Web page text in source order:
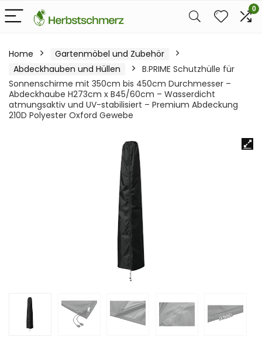
0
Home
Gartenmöbel und Zubehör
Abdeckhauben und Hüllen
B.PRIME Schutzhülle für
Sonnenschirme mit 350cm bis 450cm Durchmesser –
Abdeckhaube H273cm x B45/60cm – Wasserdicht
atmungsaktiv und UV-stabilisiert – Premium Abdeckung
210D Polyester Oxford Gewebe